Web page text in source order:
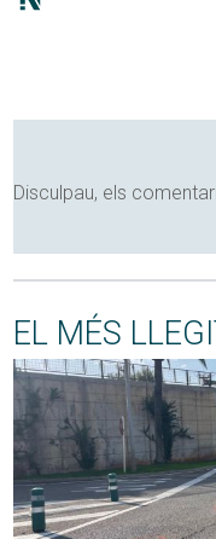
Disculpau, els
EL MÉS